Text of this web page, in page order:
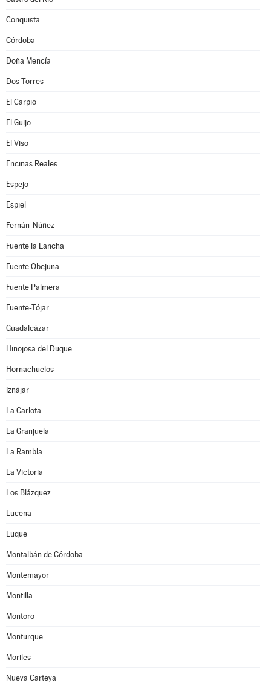
Conquista
Córdoba
Doña Mencía
Dos Torres
El Carpio
El Guijo
El Viso
Encinas Reales
Espejo
Espiel
Fernán-Núñez
Fuente la Lancha
Fuente Obejuna
Fuente Palmera
Fuente-Tójar
Guadalcázar
Hinojosa del Duque
Hornachuelos
Iznájar
La Carlota
La Granjuela
La Rambla
La Victoria
Los Blázquez
Lucena
Luque
Montalbán de Córdoba
Montemayor
Montilla
Montoro
Monturque
Moriles
Nueva Carteya